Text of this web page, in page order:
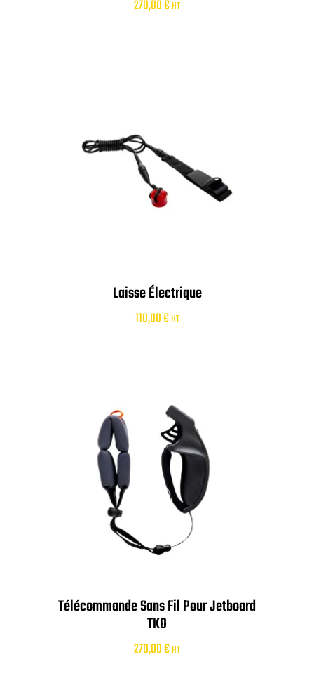
270,00€HT
Laisse Électrique
110,00€HT
Télécommande Sans Fil Pour Jetboard
TKO
270,00€HT